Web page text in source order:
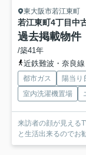
東大阪市若江東町
若江東町4丁目中
過去掲載物件
/築41年
近鉄難波・奈良
都市ガス 陽当り
室内洗濯機置場
来訪者の顔が見える
と生活出来るのでお